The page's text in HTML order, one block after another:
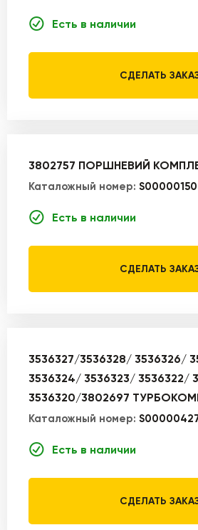
Есть в наличии
СДЕЛАТЬ
3802757 ПОРШНЕВИЙ
Каталожный номер:
Есть в наличии
СДЕЛАТЬ
3536327/3536328/ 3536326/
3536324/ 3536323/ 3536322/
3536320/3802697
Каталожный номер:
Есть в наличии
СДЕЛАТЬ